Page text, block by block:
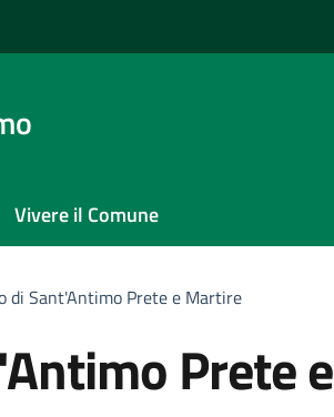
Vivere il Comune
di Sant'Antimo Prete e Martire
Prete e